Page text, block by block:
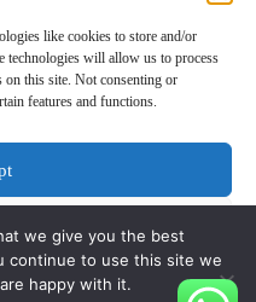
like cookies to store and/or
technologies will allow us to process
this site. Not consenting or
features and functions.
Penonaktifan
Penonaktifan Tenaga
we give you the best
continue to use this site we
happy with it.